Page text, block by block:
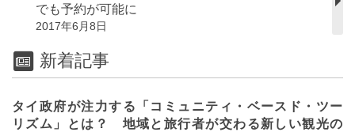
でも予約が可能に
2017年6月8日
新着記事
タイ政府が注力する「コミュニティ・ベースド・ツー
リズム」とは？ 地域と旅行者が交わる新しい観光の